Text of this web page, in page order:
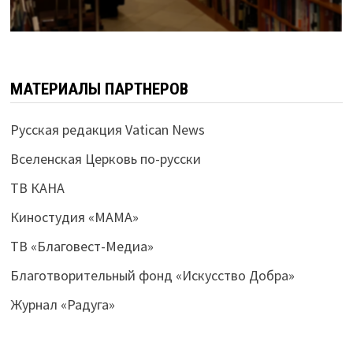
МАТЕРИАЛЫ ПАРТНЕРОВ
Русская редакция Vatican News
Вселенская Церковь по-русски
ТВ КАНА
Киностудия «МАМА»
ТВ «Благовест-Медиа»
Благотворительный фонд «Искусство Добра»
Журнал «Радуга»